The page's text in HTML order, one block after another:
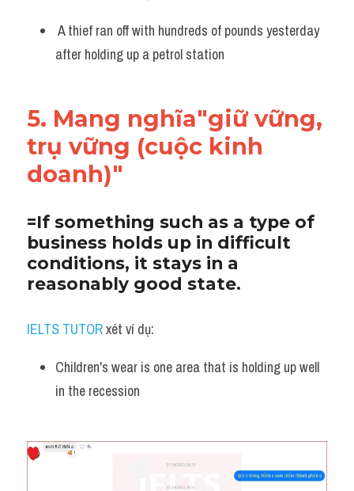
A thief ran off with hundreds of pounds yesterday
after holding up a petrol station
5. Mang nghĩa"giữ vững,
trụ vững (cuộc kinh
doanh)"
=If something such as a type of
business holds up in difficult
conditions, it stays in a
reasonably good state.
IELTS TUTOR xét ví dụ:
Children's wear is one area that is holding up well
in the recession